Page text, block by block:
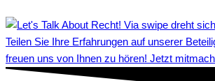
Teilen Sie Ihre Erfahrungen auf unserer
freuen uns von Ihnen zu hören! Jetzt